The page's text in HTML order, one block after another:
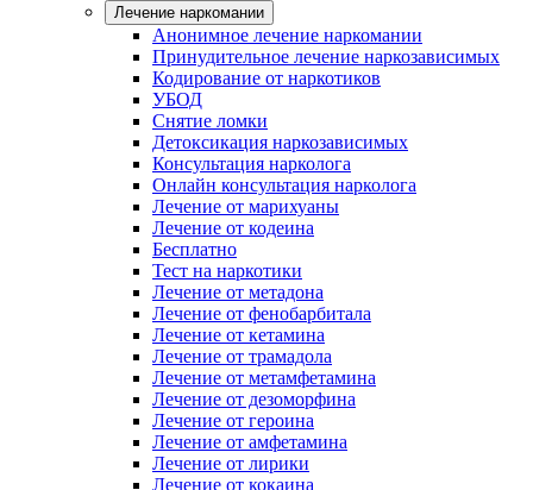
Лечение наркомании
Анонимное лечение наркомании
Принудительное лечение наркозависимых
Кодирование от наркотиков
УБОД
Снятие ломки
Детоксикация наркозависимых
Консультация нарколога
Онлайн консультация нарколога
Лечение от марихуаны
Лечение от кодеина
Бесплатно
Тест на наркотики
Лечение от метадона
Лечение от фенобарбитала
Лечение от кетамина
Лечение от трамадола
Лечение от метамфетамина
Лечение от дезоморфина
Лечение от героина
Лечение от амфетамина
Лечение от лирики
Лечение от кокаина